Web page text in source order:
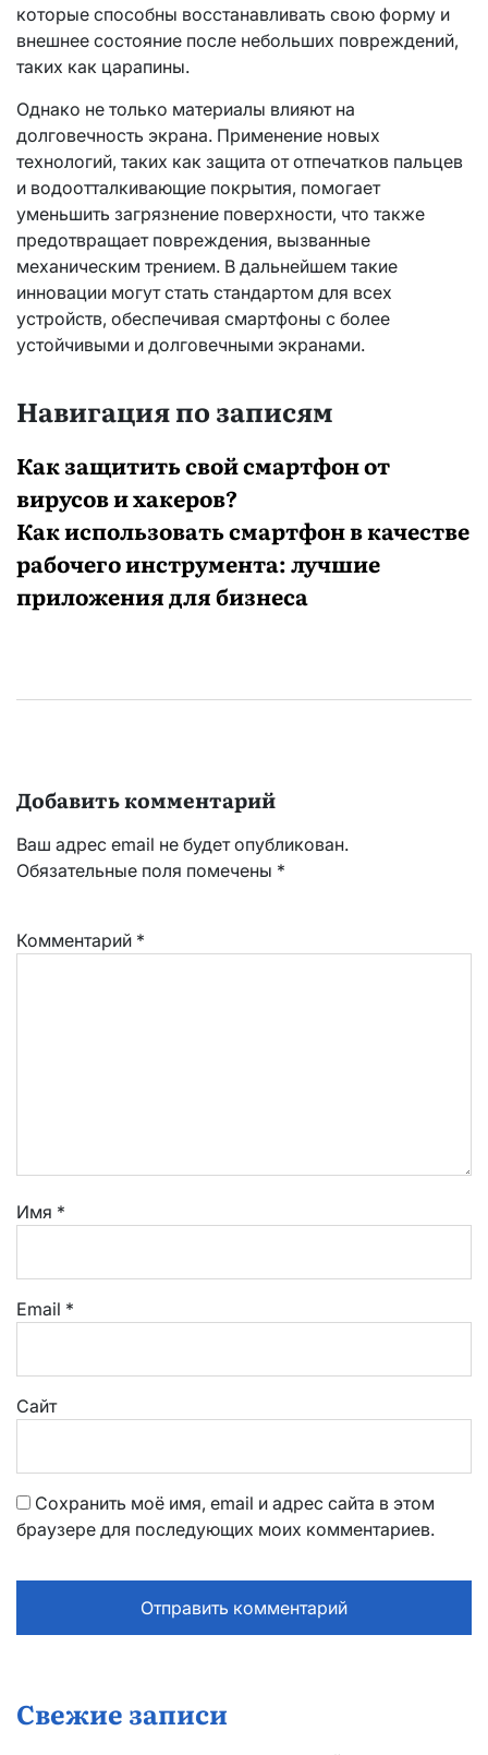
которые способны восстанавливать свою форму и
внешнее состояние после небольших повреждений,
таких как царапины.
Однако не только материалы влияют на
долговечность экрана. Применение новых
технологий, таких как защита от отпечатков пальцев
и водоотталкивающие покрытия, помогает
уменьшить загрязнение поверхности, что также
предотвращает повреждения, вызванные
механическим трением. В дальнейшем такие
инновации могут стать стандартом для всех
устройств, обеспечивая смартфоны с более
устойчивыми и долговечными экранами.
Навигация по записям
Как защитить свой смартфон от
вирусов и хакеров?
Как использовать смартфон в качестве
рабочего инструмента: лучшие
приложения для бизнеса
Добавить комментарий
Ваш адрес email не будет опубликован.
Обязательные поля помечены *
Комментарий *
Имя *
Email *
Сайт
Сохранить моё имя, email и адрес сайта в этом
браузере для последующих моих комментариев.
Свежие записи